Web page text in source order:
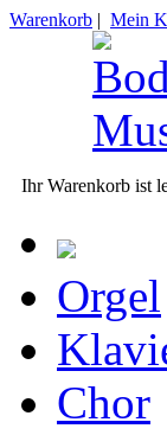
Warenkorb | Mein
Ihr Warenkorb ist
Orgel
Chor